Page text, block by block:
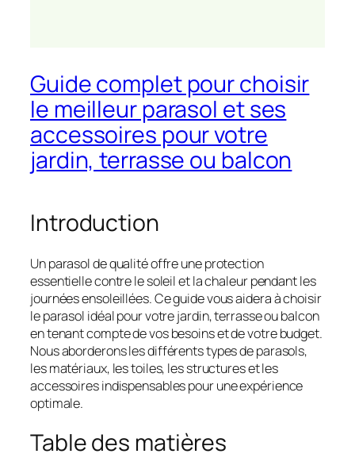
Guide complet pour choisir
le meilleur parasol et ses
accessoires pour votre
jardin, terrasse ou balcon
Introduction
Un parasol de qualité offre une protection
essentielle contre le soleil et la chaleur pendant les
journées ensoleillées. Ce guide vous aidera à choisir
le parasol idéal pour votre jardin, terrasse ou balcon
en tenant compte de vos besoins et de votre budget.
Nous aborderons les différents types de parasols,
les matériaux, les toiles, les structures et les
accessoires indispensables pour une expérience
optimale.
Table des matières